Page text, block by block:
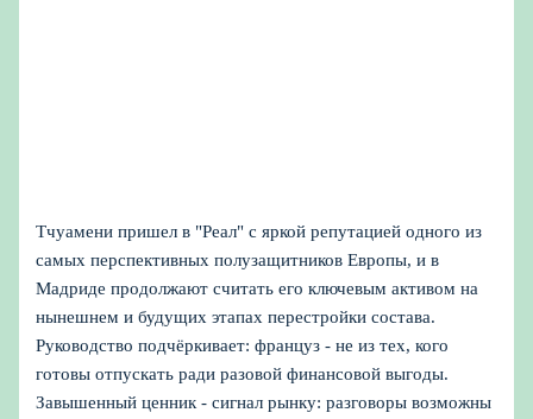
Тчуамени пришел в "Реал" с яркой репутацией одного из
самых перспективных полузащитников Европы, и в
Мадриде продолжают считать его ключевым активом на
нынешнем и будущих этапах перестройки состава.
Руководство подчёркивает: француз - не из тех, кого
готовы отпускать ради разовой финансовой выгоды.
Завышенный ценник - сигнал рынку: разговоры возможны